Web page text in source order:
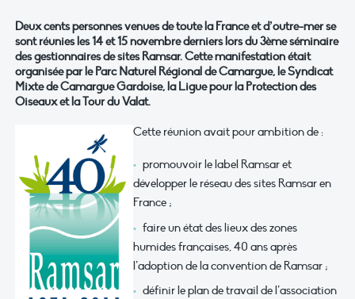
Deux cents personnes venues de toute la France et d’outre-mer se
sont réunies les 14 et 15 novembre derniers lors du 3ème séminaire
des gestionnaires de sites Ramsar. Cette manifestation était
organisée par le Parc Naturel Régional de Camargue, le Syndicat
Mixte de Camargue Gardoise, la Ligue pour la Protection des
Oiseaux et la Tour du Valat.
Cette réunion avait pour ambition de :
promouvoir le label Ramsar et
développer le réseau des sites Ramsar en
France ;
faire un état des lieux des zones
humides françaises, 40 ans après
l’adoption de la convention de Ramsar ;
définir le plan de travail de l’association